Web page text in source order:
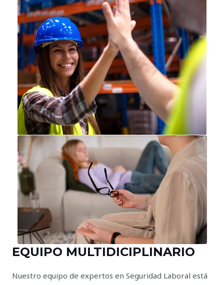
EQUIPO MULTIDICIPLINARIO
Nuestro equipo de expertos en Seguridad Laboral está